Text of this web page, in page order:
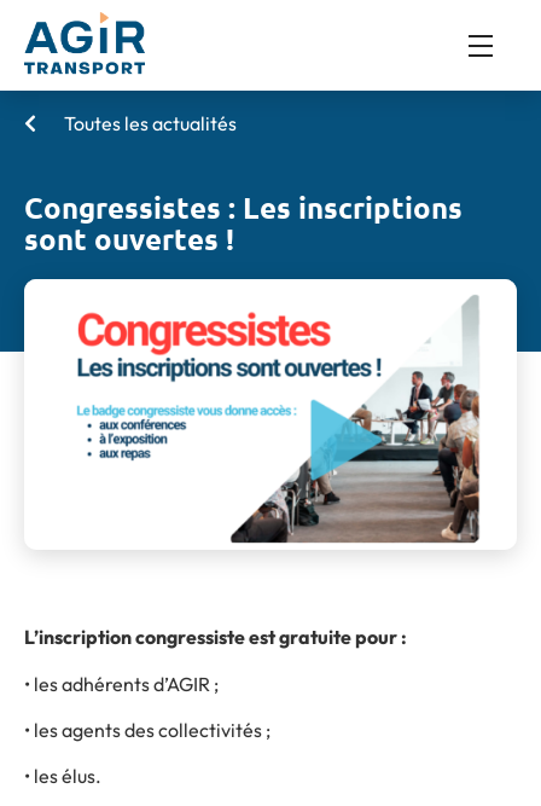
Toutes les actualités
Congressistes : Les inscriptions
sont ouvertes !
L’inscription congressiste est gratuite pour :
• les adhérents d’AGIR ;
• les agents des collectivités ;
• les élus.